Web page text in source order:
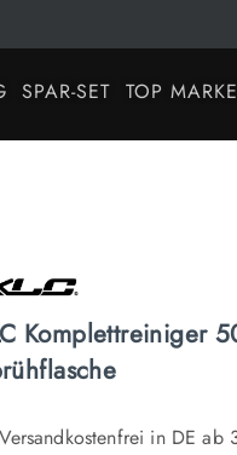
SPAR-SET TOP
Komplettreiniger
Versandkostenfrei in DE ab